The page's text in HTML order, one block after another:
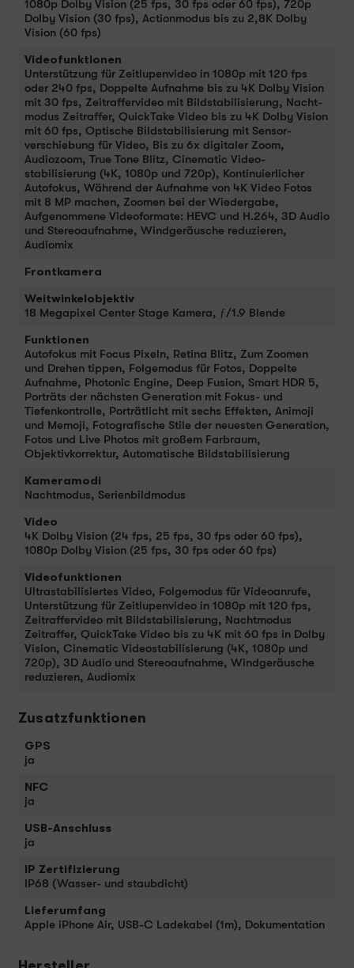
1080p Dolby Vision (25 fps, 30 fps oder 60 fps), 720p
Dolby Vision (30 fps), Actionmodus bis zu 2,8K Dolby
Vision (60 fps)
Videofunktionen
Unter­stüt­zung für Zeitlupen­video in 1080p mit 120 fps
oder 240 fps, Doppelte Auf­nahme bis zu 4K Dolby Vision
mit 30 fps, Zeitraffervideo mit Bild­stabilisierung, Nacht­
modus Zeitraffer, QuickTake Video bis zu 4K Dolby Vision
mit 60 fps, Optische Bild­stabilisierung mit Sensor­
verschiebung für Video, Bis zu 6x digitaler Zoom,
Audiozoom, True Tone Blitz, Cinematic Video­
stabilisierung (4K, 1080p und 720p), Kontinuierlicher
Auto­fokus, Während der Auf­nahme von 4K Video Fotos
mit 8 MP machen, Zoomen bei der Wieder­gabe,
Aufgenommene Video­formate: HEVC und H.264, 3D Audio
und Stereo­aufnahme, Wind­geräusche redu­zieren,
Audiomix
Frontkamera
Weitwinkelobjektiv
18 Megapixel Center Stage Kamera, ƒ/1.9 Blende
Funktionen
Auto­fokus mit Focus Pixeln, Retina Blitz, Zum Zoomen
und Drehen tippen, Folge­modus für Fotos, Doppelte
Aufnahme, Photonic Engine, Deep Fusion, Smart HDR 5,
Porträts der nächsten Gene­ra­tion mit Fokus- und
Tiefenkontrolle, Porträt­licht mit sechs Effekten, Animoji
und Memoji, Fotografische Stile der neu­esten Gene­ra­tion,
Fotos und Live Photos mit großem Farb­raum,
Objektivkorrektur, Auto­matische Bild­stabi­li­sierung
Kameramodi
Nacht­modus, Serienbildmodus
Video
4K Dolby Vision (24 fps, 25 fps, 30 fps oder 60 fps),
1080p Dolby Vision (25 fps, 30 fps oder 60 fps)
Videofunktionen
Ultrastabilisiertes Video, Folge­modus für Video­anrufe,
Unter­stüt­zung für Zeitlupen­video in 1080p mit 120 fps,
Zeitraffervideo mit Bild­stabilisierung, Nacht­modus
Zeitraffer, QuickTake Video bis zu 4K mit 60 fps in Dolby
Vision, Cinematic Video­stabilisierung (4K, 1080p und
720p), 3D Audio und Stereo­aufnahme, Wind­geräusche
redu­zieren, Audiomix
Zusatzfunktionen
GPS
ja
NFC
ja
USB-Anschluss
ja
IP Zertifizierung
IP68 (Wasser- und staubdicht)
Lieferumfang
Apple iPhone Air, USB-C Ladekabel (1m), Dokumentation